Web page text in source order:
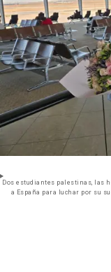
Dos estudiantes palestinas, las
a España para luchar por su